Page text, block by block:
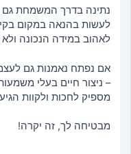
נתינה בדרך המשמחת גם
לעשות בהנאה במקום
לאהוב במידה הנכונה
אם נפתח נאמנות גם
– ניצור חיים בעלי
מספיק לחכות ולקוות
מבטיחה לך, זה יקרה!